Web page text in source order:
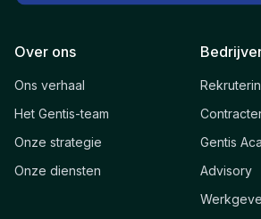
Over ons
Ons verhaal
Het Gentis-team
Onze strategie
Onze diensten
Gentis
Advisory